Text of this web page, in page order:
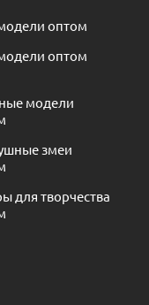
оптом
оптом
модели
змеи
для творчества